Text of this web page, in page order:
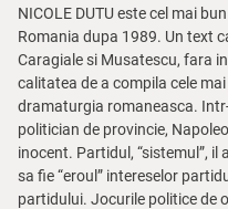
NICOLE DUTU este cel mai
Romania dupa 1989. Un text
Caragiale si Musatescu, fara
calitatea de a compila cele
dramaturgia romaneasca.
politician de provincie,
inocent. Partidul, “sistemul”, il
sa fie “eroul” intereselor
partidului. Jocurile politice de